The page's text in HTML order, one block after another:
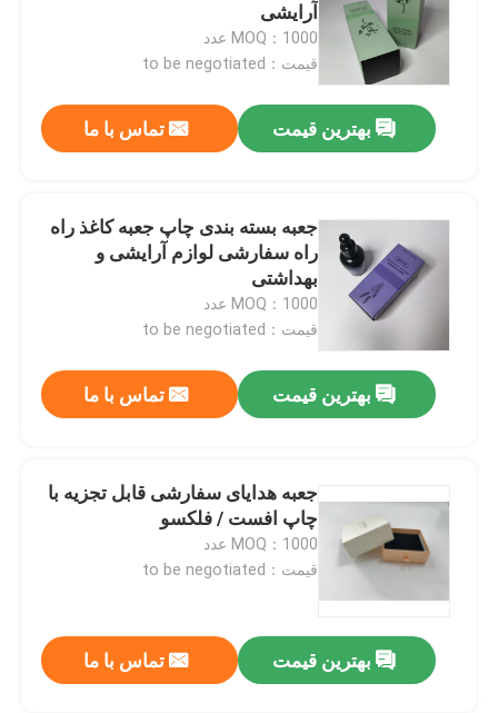
خانه
آرایشی
MOQ：1000 عدد
قیمت：to be negotiated
بهترین قیمت تماس با ما
جعبه بسته بندی چاپ جعبه کاغذ راه
راه سفارشی لوازم آرایشی و
بهداشتی
MOQ：1000 عدد
قیمت：to be negotiated
بهترین قیمت تماس با ما
جعبه هدایای سفارشی قابل تجزیه با
چاپ افست / فلکسو
MOQ：1000 عدد
قیمت：to be negotiated
بهترین قیمت تماس با ما